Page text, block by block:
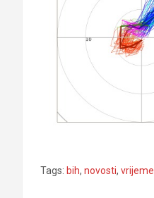
Tags: bih, novosti, vrijeme